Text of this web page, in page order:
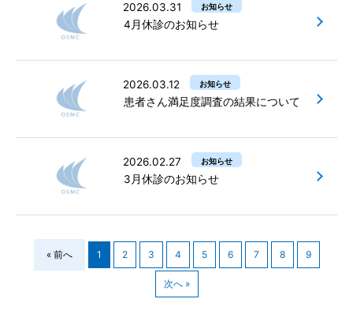
2026.03.31 お知らせ
4月休診のお知らせ
2026.03.12 お知らせ
患者さん満足度調査の結果について
2026.02.27 お知らせ
3月休診のお知らせ
« 前へ 1 2 3 4 5 6 7 8 9
次へ »